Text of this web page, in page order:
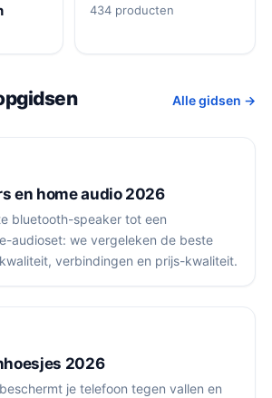
434 producten
Alle gidsen →
en home audio 2026
bluetooth-speaker tot een
audioset: we vergeleken de beste
verbindingen en prijs-kwaliteit.
2026
je telefoon tegen vallen en